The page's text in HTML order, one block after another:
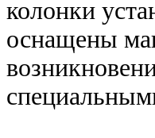
колонки
оснащены